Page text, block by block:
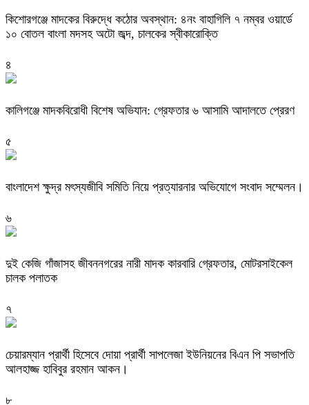
কিশোরগঞ্জে মাদকের বিরুদ্ধে কঠোর অবস্থান: ৪নং বাহাগিলি ৭ নম্বর ওয়ার্ডে
১০ বোতল বাংলা মদসহ অটো জব্দ, চালকের স্বীকারোক্তি
৪
কালিগঞ্জে মাদকবিরোধী বিশেষ অভিযান: গ্রেফতার ৬ আসামি আদালতে প্রেরণ
৫
বাংলাদেশ ক্ষুদ্র মৎস্যজীবি সমিতি নিয়ে প্রত্যারনার অভিযোগে সংবাদ সম্মেলন।
৬
দুই কেজি গাঁজাসহ জীবননগরের নারী মাদক কারবারি গ্রেফতার, মোটরসাইকেল
চালক পলাতক
৭
চেয়ারম্যান প্রার্থী হিসেবে দোয়া প্রার্থী সাপলেজা ইউনিয়নের বিএন পি সভাপতি
আলহাজ্জ হাবিবুর রহমান আকন।
৮